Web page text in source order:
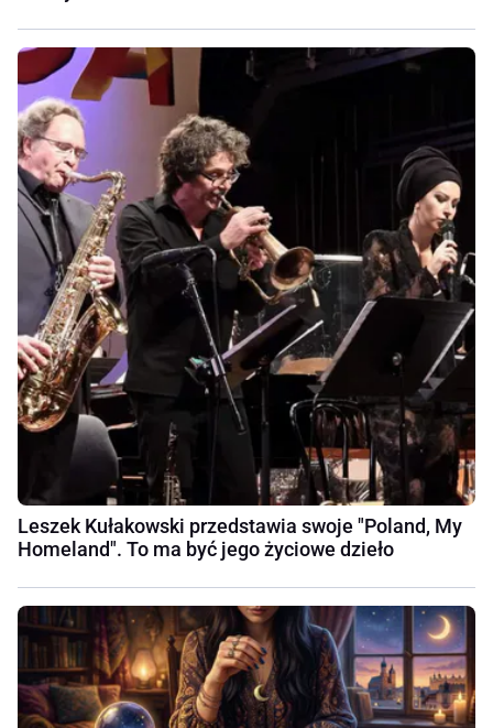
Leszek Kułakowski przedstawia swoje "Poland, My
Homeland". To ma być jego życiowe dzieło